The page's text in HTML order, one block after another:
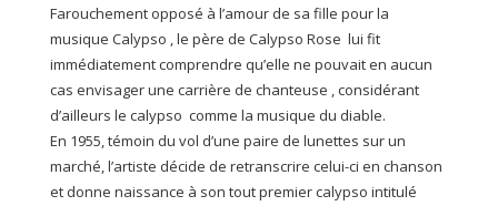
Farouchement opposé à l’amour de sa fille pour la
musique Calypso , le père de Calypso Rose lui fit
immédiatement comprendre qu’elle ne pouvait en aucun
cas envisager une carrière de chanteuse , considérant
d’ailleurs le calypso comme la musique du diable.
En 1955, témoin du vol d’une paire de lunettes sur un
marché, l’artiste décide de retranscrire celui-ci en chanson
et donne naissance à son tout premier calypso intitulé